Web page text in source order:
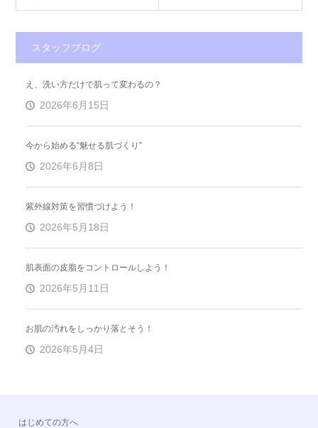
スタッフブログ
え、洗い方だけで肌って変わるの？
2026年6月15日
今から始める“魅せる肌づくり”
2026年6月8日
紫外線対策を習慣づけよう！
2026年5月18日
肌表面の皮脂をコントロールしよう！
2026年5月11日
お肌の汚れをしっかり落とそう！
2026年5月4日
はじめての方へ